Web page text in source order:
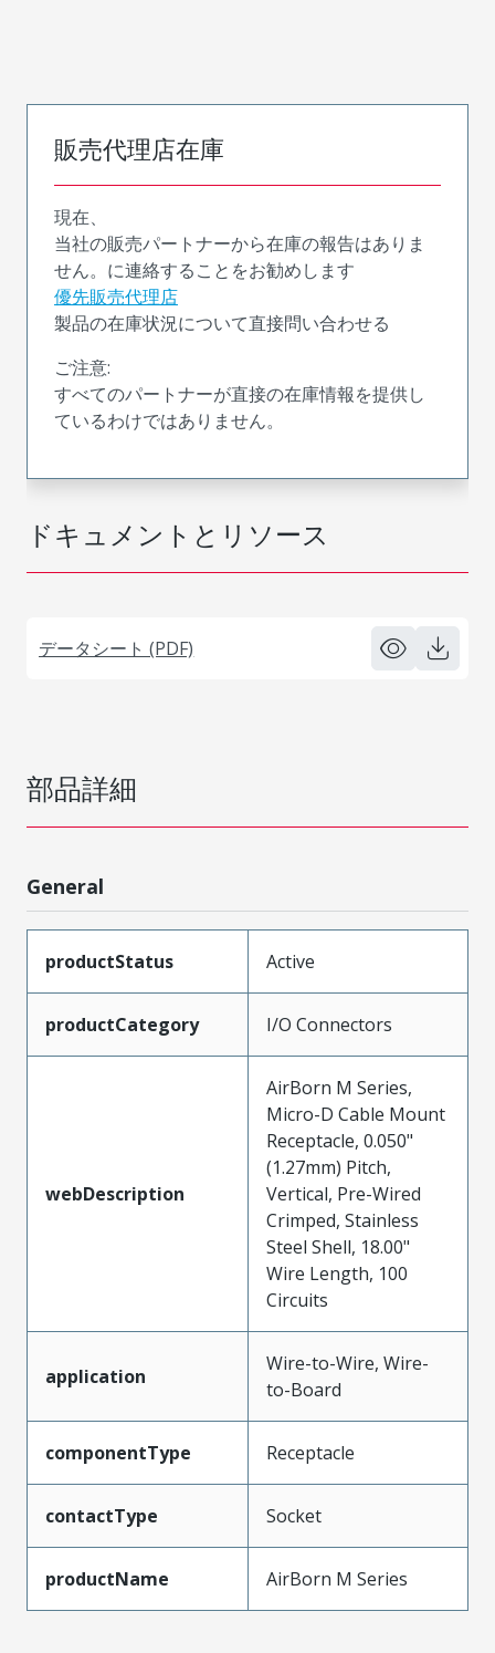
ドキュメントとリソース
データシート (PDF)
販売代理店在庫
現在、
当社の販売パートナーから在庫の報告はありま
せん。に連絡することをお勧めします
優先販売代理店
製品の在庫状況について直接問い合わせる
ご注意:
すべてのパートナーが直接の在庫情報を提供し
ているわけではありません。
部品詳細
General
productStatus Active
productCategory I/O Connectors
webDescription
AirBorn M Series,
Micro-D Cable Mount
Receptacle, 0.050"
(1.27mm) Pitch,
Vertical, Pre-Wired
Crimped, Stainless
Steel Shell, 18.00"
Wire Length, 100
Circuits
application
Wire-to-Wire, Wire-
to-Board
componentType Receptacle
contactType Socket
productName AirBorn M Series